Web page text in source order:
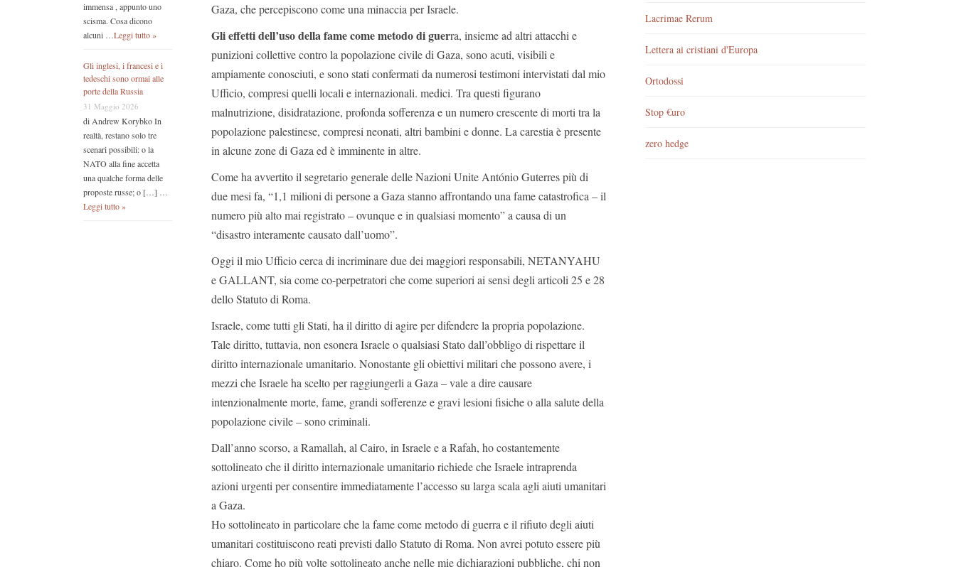
immensa , appunto uno
scisma. Cosa dicono
alcuni …Leggi tutto »
Gli inglesi, i francesi e i
tedeschi sono ormai alle
porte della Russia
31 Maggio 2026
di Andrew Korybko In
realtà, restano solo tre
scenari possibili: o la
NATO alla fine accetta
una qualche forma delle
proposte russe; o […] …
Leggi tutto »
Gaza, che percepiscono come una minaccia per Israele.
Gli effetti dell’uso della fame come metodo di guerra, insieme ad altri attacchi e
punizioni collettive contro la popolazione civile di Gaza, sono acuti, visibili e
ampiamente conosciuti, e sono stati confermati da numerosi testimoni intervistati dal mio
Ufficio, compresi quelli locali e internazionali. medici. Tra questi figurano
malnutrizione, disidratazione, profonda sofferenza e un numero crescente di morti tra la
popolazione palestinese, compresi neonati, altri bambini e donne. La carestia è presente
in alcune zone di Gaza ed è imminente in altre.
Come ha avvertito il segretario generale delle Nazioni Unite António Guterres più di
due mesi fa, “1,1 milioni di persone a Gaza stanno affrontando una fame catastrofica – il
numero più alto mai registrato – ovunque e in qualsiasi momento” a causa di un
“disastro interamente causato dall’uomo”.
Oggi il mio Ufficio cerca di incriminare due dei maggiori responsabili, NETANYAHU
e GALLANT, sia come co-perpetratori che come superiori ai sensi degli articoli 25 e 28
dello Statuto di Roma.
Israele, come tutti gli Stati, ha il diritto di agire per difendere la propria popolazione.
Tale diritto, tuttavia, non esonera Israele o qualsiasi Stato dall’obbligo di rispettare il
diritto internazionale umanitario. Nonostante gli obiettivi militari che possono avere, i
mezzi che Israele ha scelto per raggiungerli a Gaza – vale a dire causare
intenzionalmente morte, fame, grandi sofferenze e gravi lesioni fisiche o alla salute della
popolazione civile – sono criminali.
Dall’anno scorso, a Ramallah, al Cairo, in Israele e a Rafah, ho costantemente
sottolineato che il diritto internazionale umanitario richiede che Israele intraprenda
azioni urgenti per consentire immediatamente l’accesso su larga scala agli aiuti umanitari
a Gaza.
Ho sottolineato in particolare che la fame come metodo di guerra e il rifiuto degli aiuti
umanitari costituiscono reati previsti dallo Statuto di Roma. Non avrei potuto essere più
chiaro. Come ho più volte sottolineato anche nelle mie dichiarazioni pubbliche, chi non
Lacrimae Rerum
Lettera ai cristiani d'Europa
Ortodossi
Stop €uro
zero hedge